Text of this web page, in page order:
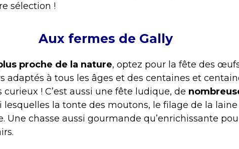
sélection !
Aux fermes de Gally
proche de la nature, optez pour la fête des
adaptés à tous les âges et des centaines et
! C’est aussi une fête ludique, de
la tonte des moutons, le filage de la
Une chasse aussi gourmande qu’enrichissante